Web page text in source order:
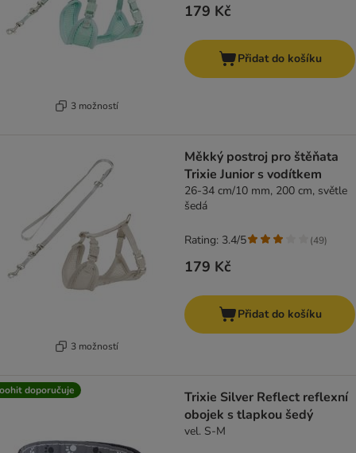
3 možností
179 Kč
Přidat do košíku
3 možností
Měkký postroj pro štěňata
Trixie Junior s vodítkem
26-34 cm/10 mm, 200 cm, světle
šedá
179 Kč
Rating: 3.4/5 (49)
Přidat do košíku
doporučuje
Trixie Silver Reflect reflexní
obojek s tlapkou šedý
vel. S-M